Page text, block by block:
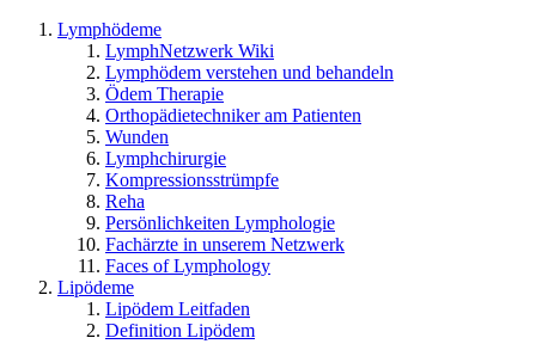
Lymphödeme
LymphNetzwerk Wiki
Lymphödem verstehen und behandeln
Ödem Therapie
Orthopädietechniker am Patienten
Wunden
Lymphchirurgie
Kompressionsstrümpfe
Reha
Persönlichkeiten Lymphologie
Fachärzte in unserem Netzwerk
Faces of Lymphology
Lipödeme
Lipödem Leitfaden
Definition Lipödem